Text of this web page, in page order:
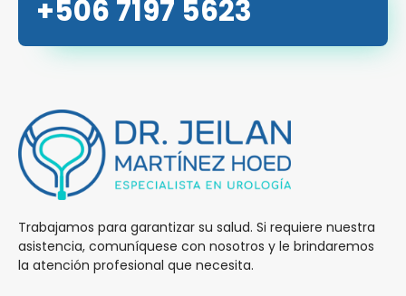
+506 7197 5623
Trabajamos para garantizar su salud. Si requiere nuestra
asistencia, comuníquese con nosotros y le brindaremos
la atención profesional que necesita.